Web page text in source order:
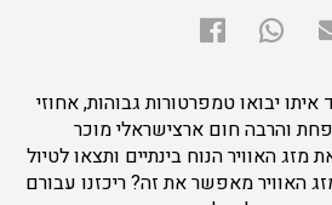
יבואו טמפרטורות גבוהות, אחוזי
והרבה חום ארצישראלי מוכר
האוויר הנוח בינתיים ותצאו לטיול
האוויר מאפשר את זה? ריכזנו עבורם